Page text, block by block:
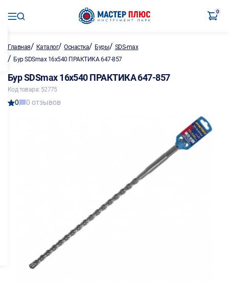
0
Главная/ Каталог/Оснастка/ Буры/ SDS-max
/ Бур SDSmax 16х540 ПРАКТИКА 647-857
Бур SDSmax 16х540 ПРАКТИКА 647-857
Код товара: 52775
0 0 отзывов